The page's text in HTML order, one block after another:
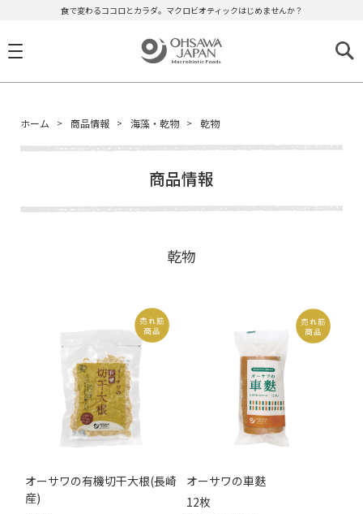
食で変わるココロとカラダ。マクロビオティックはじめませんか？
ホーム 商品情報 海藻・乾物 乾物
商品情報
乾物
オーサワの有機切干大根(長崎
産)
オーサワの車麩
12枚